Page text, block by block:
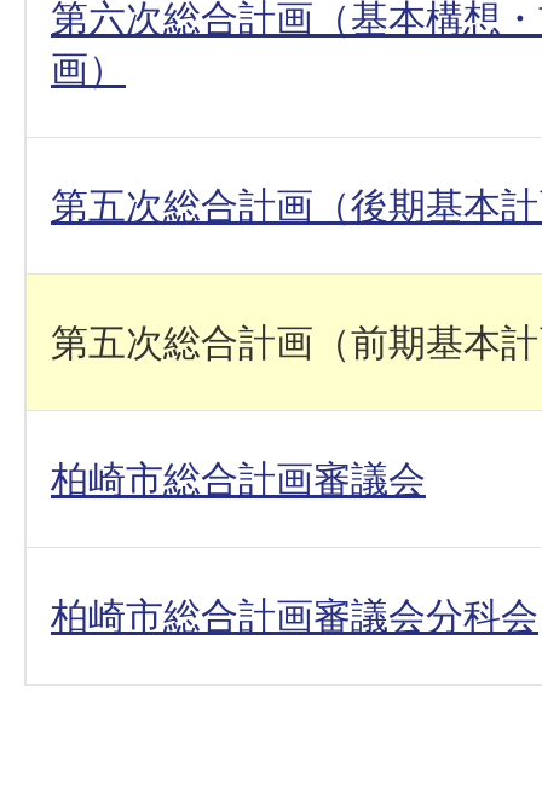
第六次総合計画（基本構想
画）
第五次総合計画（後期基本
第五次総合計画（前期基本
柏崎市総合計画審議会
柏崎市総合計画審議会分科会